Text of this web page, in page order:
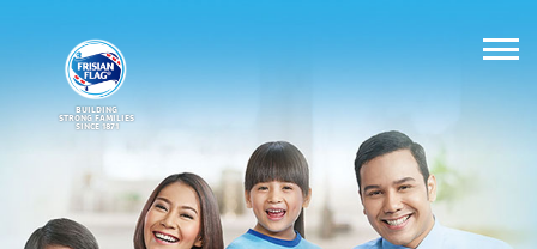
BUILDING
STRONG FAMILIES
SINCE 1871